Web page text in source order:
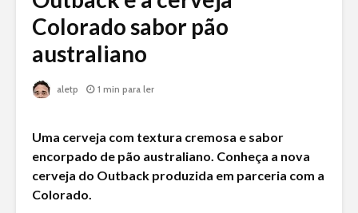
Colorado sabor pão
australiano
aletp 1 min para ler
Uma cerveja com textura cremosa e sabor
encorpado de pão australiano. Conheça a nova
cerveja do Outback produzida em parceria com a
Colorado.